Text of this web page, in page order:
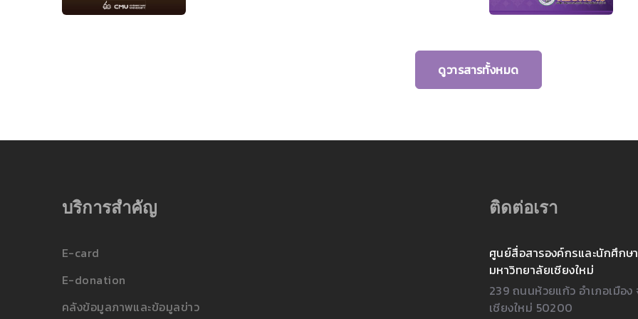
ดูวารสารทั้งหมด
บริการสำคัญ
E-card
E-donation
คลังข้อมูลภาพและข้อมูลข่าว
ติดต่อเรา
ศูนย์สื่อสารองค์กรและนักศึกษ
มหาวิทยาลัยเชียงใหม่
239 ถนนห้วยแก้ว อำเภอเมือง
เชียงใหม่ 50200